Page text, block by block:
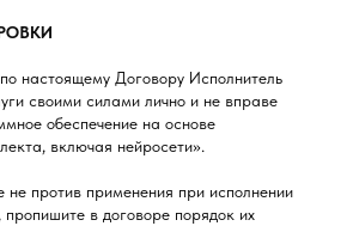
настоящему Договору Исполнитель
своими силами лично и не вправе
обеспечение на основе
включая нейросети».
не против применения при исполнении
пропишите в договоре порядок их